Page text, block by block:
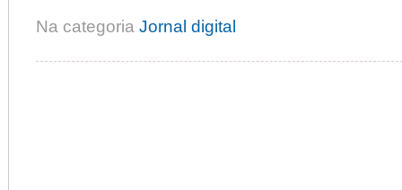
Na categoria Jornal digital